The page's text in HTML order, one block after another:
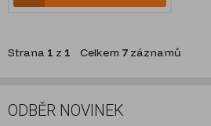
Strana 1 z 1 Celkem 7 záznamů
ODBĚR NOVINEK